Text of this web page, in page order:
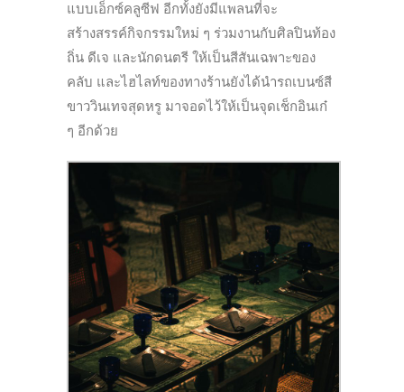
แบบเอ็กซ์คลูซีฟ อีกทั้งยังมีแพลนที่จะ
สร้างสรรค์กิจกรรมใหม่ ๆ ร่วมงานกับศิลปินท้อง
ถิ่น ดีเจ และนักดนตรี ให้เป็นสีสันเฉพาะของ
คลับ และไฮไลท์ของทางร้านยังได้นำรถเบนซ์สี
ขาววินเทจสุดหรู มาจอดไว้ให้เป็นจุดเช็กอินเก๋
ๆ อีกด้วย